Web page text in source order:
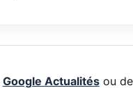
Google Actualitésou de